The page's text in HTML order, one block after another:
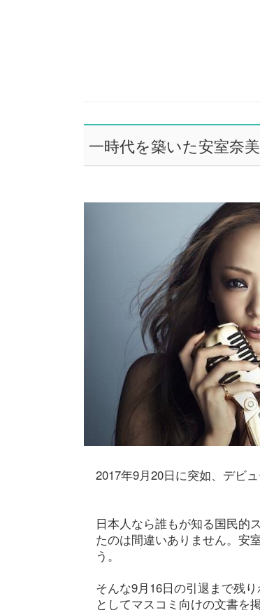
一時代を築いた安室奈
2017年9月20日に突如、デビ
日本人なら誰もが知る国民的
たのは間違いありません。安
う。
そんな9月16日の引退まで残
としてマスコミ向けの文書を